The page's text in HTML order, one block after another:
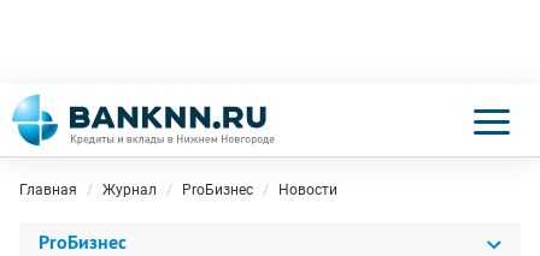
Главная Журнал ProБизнес Новости
ProБизнес